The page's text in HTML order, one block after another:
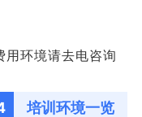
用环境请去电咨询
培训环境一览